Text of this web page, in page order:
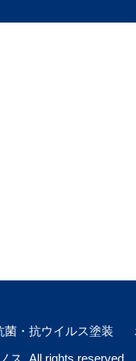
菌・抗ウイルス塗装